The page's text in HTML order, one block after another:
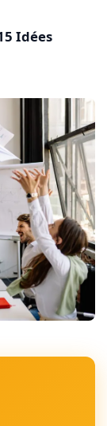
Idées